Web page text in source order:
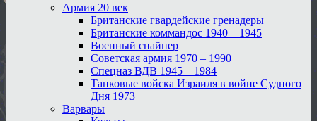
Армия 20 век
Британские гвардейские гренадеры
Британские коммандос 1940 – 1945
Военный снайпер
Советская армия 1970 – 1990
Спецназ ВДВ 1945 – 1984
Танковые войска Израиля в войне Судного
Дня 1973
Варвары